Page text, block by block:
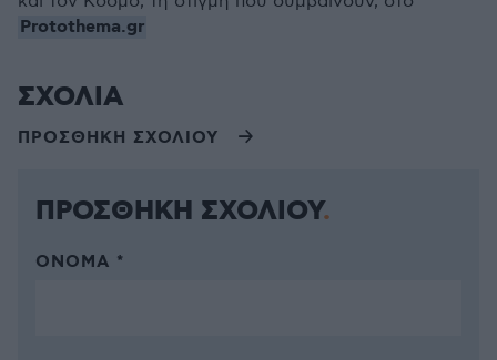
Protothema.gr
ΣΧΟΛΙΑ
ΠΡΟΣΘΗΚΗ ΣΧΟΛΙΟΥ
ΠΡΟΣΘΗΚΗ ΣΧΟΛΙΟΥ
ΌΝΟΜΑ *